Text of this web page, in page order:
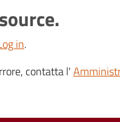
in.
contatta l'